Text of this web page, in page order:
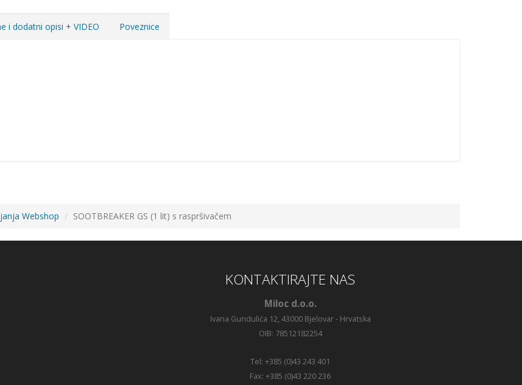
i dodatni opisi + VIDEO Poveznice
Webshop SOOTBREAKER GS (1 lit) s raspršivačem
KONTAKTIRAJTE NAS
Miloc d.o.o.
Ivana Gundulića 12, 43000 Bjelovar - Hrvatska
OIB: 78512182254
Tel: +385 (0)43 243 401
Fax: +385 (0)43 220 236